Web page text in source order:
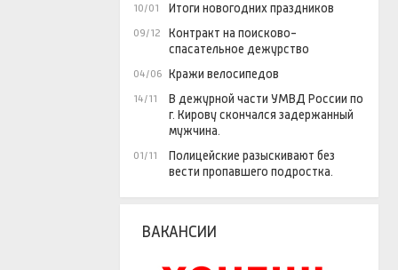
10/01 Итоги новогодних праздников
09/12
Контракт на поисково-
спасательное дежурство
04/06 Кражи велосипедов
14/11
В дежурной части УМВД России по
г. Кирову скончался задержанный
мужчина.
01/11
Полицейские разыскивают без
вести пропавшего подростка.
ВАКАНСИИ